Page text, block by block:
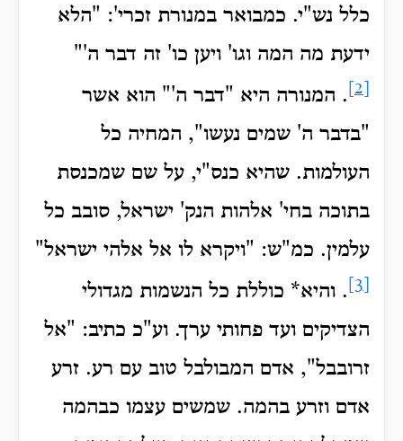
כלל נש"י. כמבואר במנורת זכרי': "הלא
ידעת מה המה וגו' ויען כו' זה דבר ה'"
. המנורה היא "דבר ה'" הוא אשר
"בדבר ה' שמים נעשו", המחיה כל
העולמות. שהיא כנס"י, על שם שמכנסת
בתוכה בחי' אלהות הנק' ישראל, סובב כל
עלמין. כמ"ש: "ויקרא לו אל אלהי ישראל"
. והיא* כוללת כל הנשמות מגדולי
הצדיקים ועד פחותי ערך. וע"כ כתיב: "אל
זרובבל", אדם המבולבל טוב עם רע. זרע
אדם וזרע בהמה. שמשים עצמו כבהמה